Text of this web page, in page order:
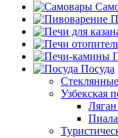
Посуда
Узбекская
Пиала